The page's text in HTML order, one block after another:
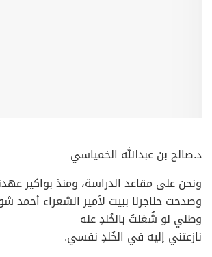
د.صالح بن عبدالله الخمياسي
ونحن على مقاعد الدراسة، ومنذ بواكير
وصدحت حناجرنا ببيت لأمير الشعراء أحمد
وطني لو شُغلتُ بالخُلدِ عنه
نازعتني إليه في الخُلدِ نفسي.